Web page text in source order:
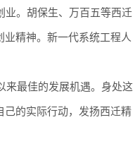
业。胡保生、万百五等西迁
精神。新一代系统工程人
来最佳的发展机遇。身处这
己的实际行动，发扬西迁精